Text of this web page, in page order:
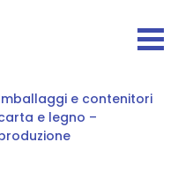
e contenitori
e legno –